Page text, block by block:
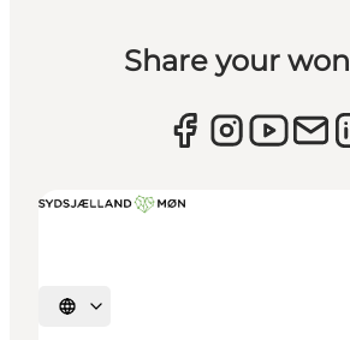
Share your
Vælg sprog